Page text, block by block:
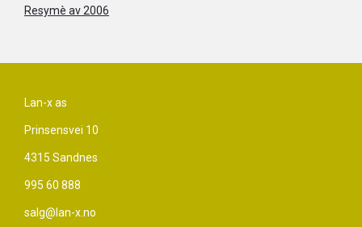
Resymè av 2006
Lan-x as
Prinsensvei 10
4315 Sandnes
995 60 888
salg@lan-x.no